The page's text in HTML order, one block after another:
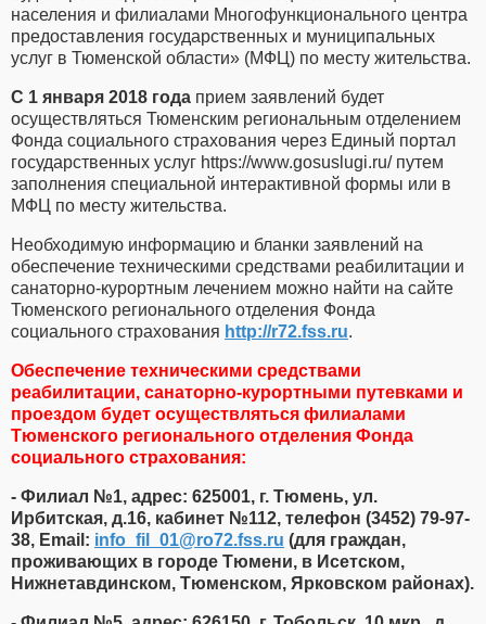
населения и филиалами Многофункционального центра
предоставления государственных и муниципальных
услуг в Тюменской области» (МФЦ) по месту жительства.
С 1 января 2018 года прием заявлений будет
осуществляться Тюменским региональным отделением
Фонда социального страхования через Единый портал
государственных услуг https://www.gosuslugi.ru/ путем
заполнения специальной интерактивной формы или в
МФЦ по месту жительства.
Необходимую информацию и бланки заявлений на
обеспечение техническими средствами реабилитации и
санаторно-курортным лечением можно найти на сайте
Тюменского регионального отделения Фонда
социального страхования http://r72.fss.ru.
Обеспечение техническими средствами
реабилитации, санаторно-курортными путевками и
проездом будет осуществляться филиалами
Тюменского регионального отделения Фонда
социального страхования:
- Филиал №1, адрес: 625001, г. Тюмень, ул.
Ирбитская, д.16, кабинет №112, телефон (3452) 79-97-
38, Email: info_fil_01​@​ro72.fss.ru (для граждан,
проживающих в городе Тюмени, в Исетском,
Нижнетавдинском, Тюменском, Ярковском районах).